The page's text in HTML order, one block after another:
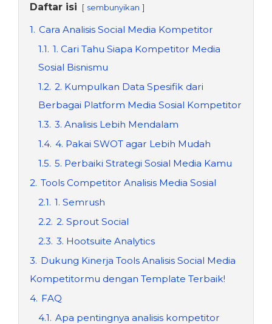
Daftar isi sembunyikan
1. Cara Analisis Social Media Kompetitor
1.1. 1. Cari Tahu Siapa Kompetitor Media
Sosial Bisnismu
1.2. 2. Kumpulkan Data Spesifik dari
Berbagai Platform Media Sosial Kompetitor
1.3. 3. Analisis Lebih Mendalam
1.4. 4. Pakai SWOT agar Lebih Mudah
1.5. 5. Perbaiki Strategi Sosial Media Kamu
2. Tools Competitor Analisis Media Sosial
2.1. 1. Semrush
2.2. 2. Sprout Social
2.3. 3. Hootsuite Analytics
3. Dukung Kinerja Tools Analisis Social Media
Kompetitormu dengan Template Terbaik!
4. FAQ
4.1. Apa pentingnya analisis kompetitor